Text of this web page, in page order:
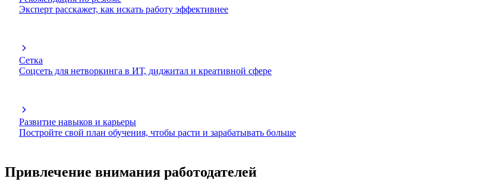
Эксперт расскажет, как искать работу эффективнее
Сетка
Соцсеть для нетворкинга в ИТ, диджитал и креативной сфере
Развитие навыков и карьеры
Постройте свой план обучения, чтобы расти и зарабатывать больше
Привлечение внимания работодателей